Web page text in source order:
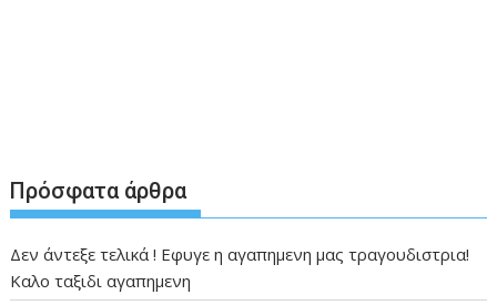
Πρόσφατα άρθρα
Δεν άντεξε τελικά ! Εφυγε η αγαπημενη μας τραγουδιστρια!
Καλο ταξιδι αγαπημενη